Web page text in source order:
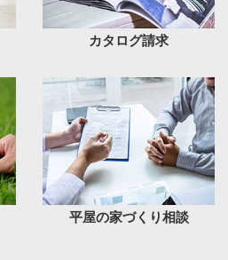
カタログ請求
平屋の家づくり相談